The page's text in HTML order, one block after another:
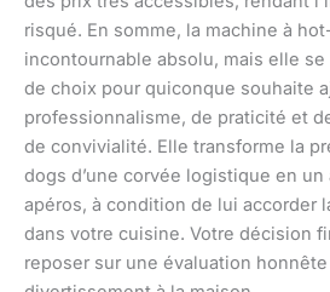
risqué. En somme, la machine à
incontournable absolu, mais elle
de choix pour quiconque souhaite
professionnalisme, de praticité et
de convivialité. Elle transforme la
dogs d’une corvée logistique en
apéros, à condition de lui accorder
dans votre cuisine. Votre décision
reposer sur une évaluation